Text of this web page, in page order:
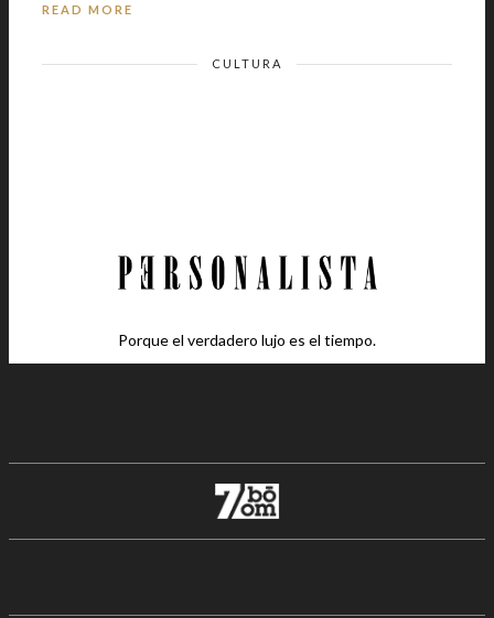
READ MORE
CULTURA
Porque el verdadero lujo es el tiempo.